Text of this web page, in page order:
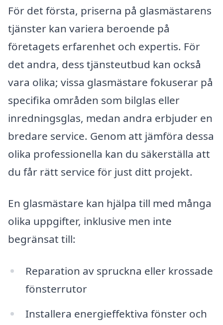
För det första, priserna på glasmästarens
tjänster kan variera beroende på
företagets erfarenhet och expertis. För
det andra, dess tjänsteutbud kan också
vara olika; vissa glasmästare fokuserar på
specifika områden som bilglas eller
inredningsglas, medan andra erbjuder en
bredare service. Genom att jämföra dessa
olika professionella kan du säkerställa att
du får rätt service för just ditt projekt.
En glasmästare kan hjälpa till med många
olika uppgifter, inklusive men inte
begränsat till:
Reparation av spruckna eller krossade
fönsterrutor
Installera energieffektiva fönster och